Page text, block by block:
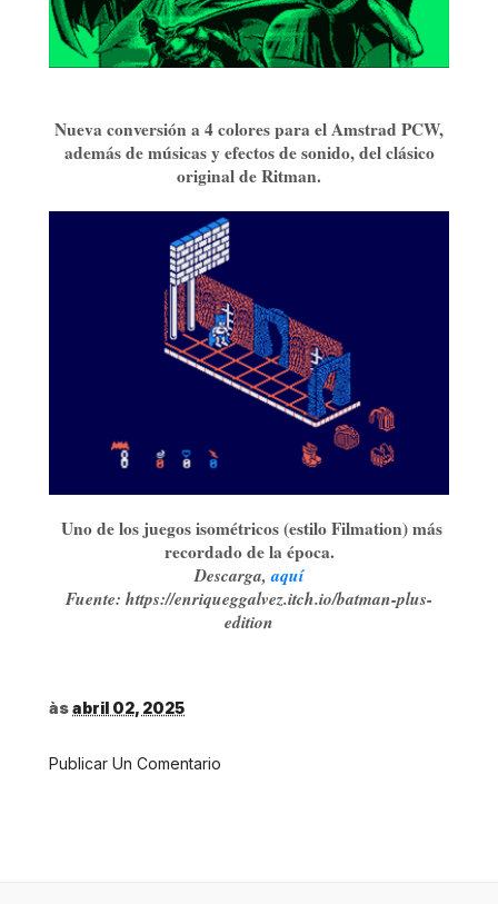
Nueva conversión a 4 colores para el Amstrad PCW,
además de músicas y efectos de sonido, del clásico
original de Ritman.
Uno de los juegos isométricos (estilo Filmation) más
recordado de la época.
Descarga,aquí
Fuente: https://enriqueggalvez.itch.io/batman-plus-
edition
àsabril 02, 2025
Publicar Un Comentario